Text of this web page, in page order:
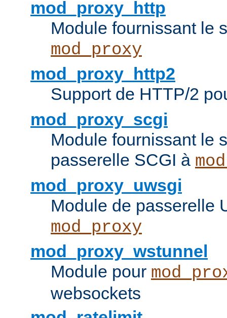
mod_proxy_http
Module fournissant le
mod_proxy
mod_proxy_http2
Support de HTTP/2
mod_proxy_scgi
Module fournissant le
passerelle SCGI à
mod_proxy_uwsgi
Module de passerelle
mod_proxy
mod_proxy_wstunnel
Module pour
websockets